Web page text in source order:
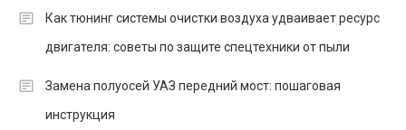
Как тюнинг системы очистки воздуха удваивает ресурс
двигателя: советы по защите спецтехники от пыли
Замена полуосей УАЗ передний мост: пошаговая
инструкция